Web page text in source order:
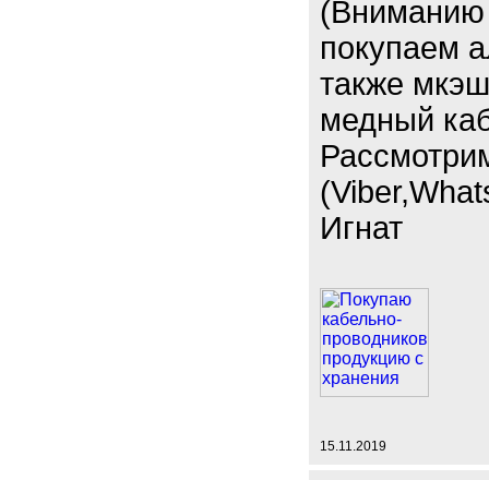
(Вниманию
покупаем
также
медный
Игнат
15.11.2019